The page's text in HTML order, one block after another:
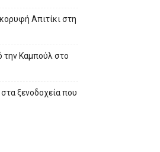
Απιτίκι στη
την Καμπούλ στο
ξενοδοχεία που